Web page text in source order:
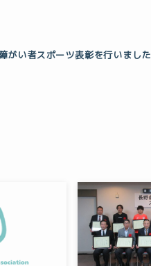
がい者スポーツ表彰を行いました